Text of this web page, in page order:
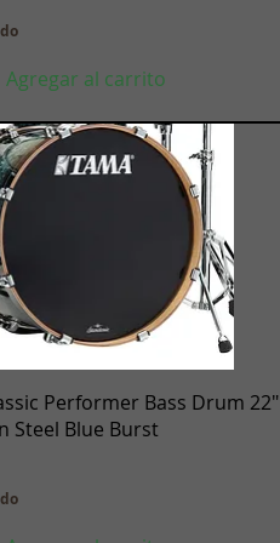
Agregar al carrito
Vista rápida
Performer Bass Drum 22"
Steel Blue Burst